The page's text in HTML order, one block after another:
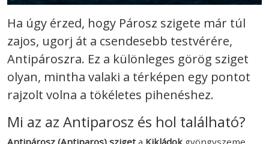
Ha úgy érzed, hogy Párosz szigete már túl
zajos, ugorj át a csendesebb testvérére,
Antipároszra. Ez a különleges görög sziget
olyan, mintha valaki a térképen egy pontot
rajzolt volna a tökéletes pihenéshez.
Mi az az Antiparosz és hol található?
Antipárosz (Antiparos) sziget a Kikládok gyöngyszeme,